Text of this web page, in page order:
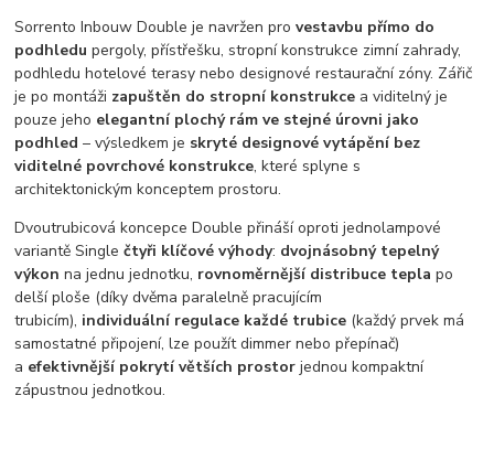
Sorrento Inbouw Double je navržen provestavbu přímo do
podhledu pergoly, přístřešku, stropní konstrukce zimní zahrady,
podhledu hotelové terasy nebo designové restaurační zóny. Zářič
je po montáži zapuštěn do stropní konstrukce a viditelný je
pouze jeho elegantní plochý rám ve stejné úrovni jako
podhled – výsledkem je skryté designové vytápění bez
viditelné povrchové konstrukce, které splyne s
architektonickým konceptem prostoru.
Dvoutrubicová koncepce Double přináší oproti jednolampové
variantě Singlečtyři klíčové výhody: dvojnásobný tepelný
výkon na jednu jednotku, rovnoměrnější distribuce tepla po
delší ploše (díky dvěma paralelně pracujícím
trubicím), individuální regulace každé trubice (každý prvek má
samostatné připojení, lze použít dimmer nebo přepínač)
a efektivnější pokrytí větších prostor jednou kompaktní
zápustnou jednotkou.